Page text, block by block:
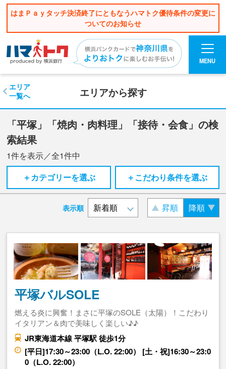
はまＰａｙタッチ決済終了にともなうハマトク優待条件の変更に
ついてのお知らせ
MENU
エリアから探す
エリア
一覧へ
「平塚」「焼肉・肉料理」「接待・会食」の検
索結果
1件を表示／全1件中
＋カテゴリーを選ぶ
＋こだわり条件を選ぶ
表示順 昇順 降順
平塚バルSOLE
燃える炎に興奮！まさに平塚のSOLE（太陽）！こだわり
イタリアン＆肉で美味しく楽しい♪♪
JR東海道本線 平塚駅 徒歩1分
[平日]17:30～23:00（L.O. 22:00） [土・祝]16:30～23:0
0（L.O. 22:00）